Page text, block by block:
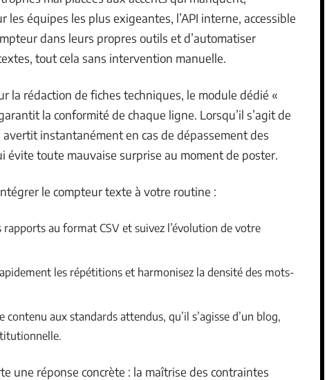
les équipes les plus exigeantes, l’API interne, accessible
dans leurs propres outils et d’automatiser
tout cela sans intervention manuelle.
la rédaction de fiches techniques, le module dédié «
la conformité de chaque ligne. Lorsqu’il s’agit de
instantanément en cas de dépassement des
évite toute mauvaise surprise au moment de poster.
le compteur texte à votre routine :
rapports au format CSV et suivez l’évolution de votre
les répétitions et harmonisez la densité des mots-
contenu aux standards attendus, qu’il s’agisse d’un blog,
une réponse concrète : la maîtrise des contraintes